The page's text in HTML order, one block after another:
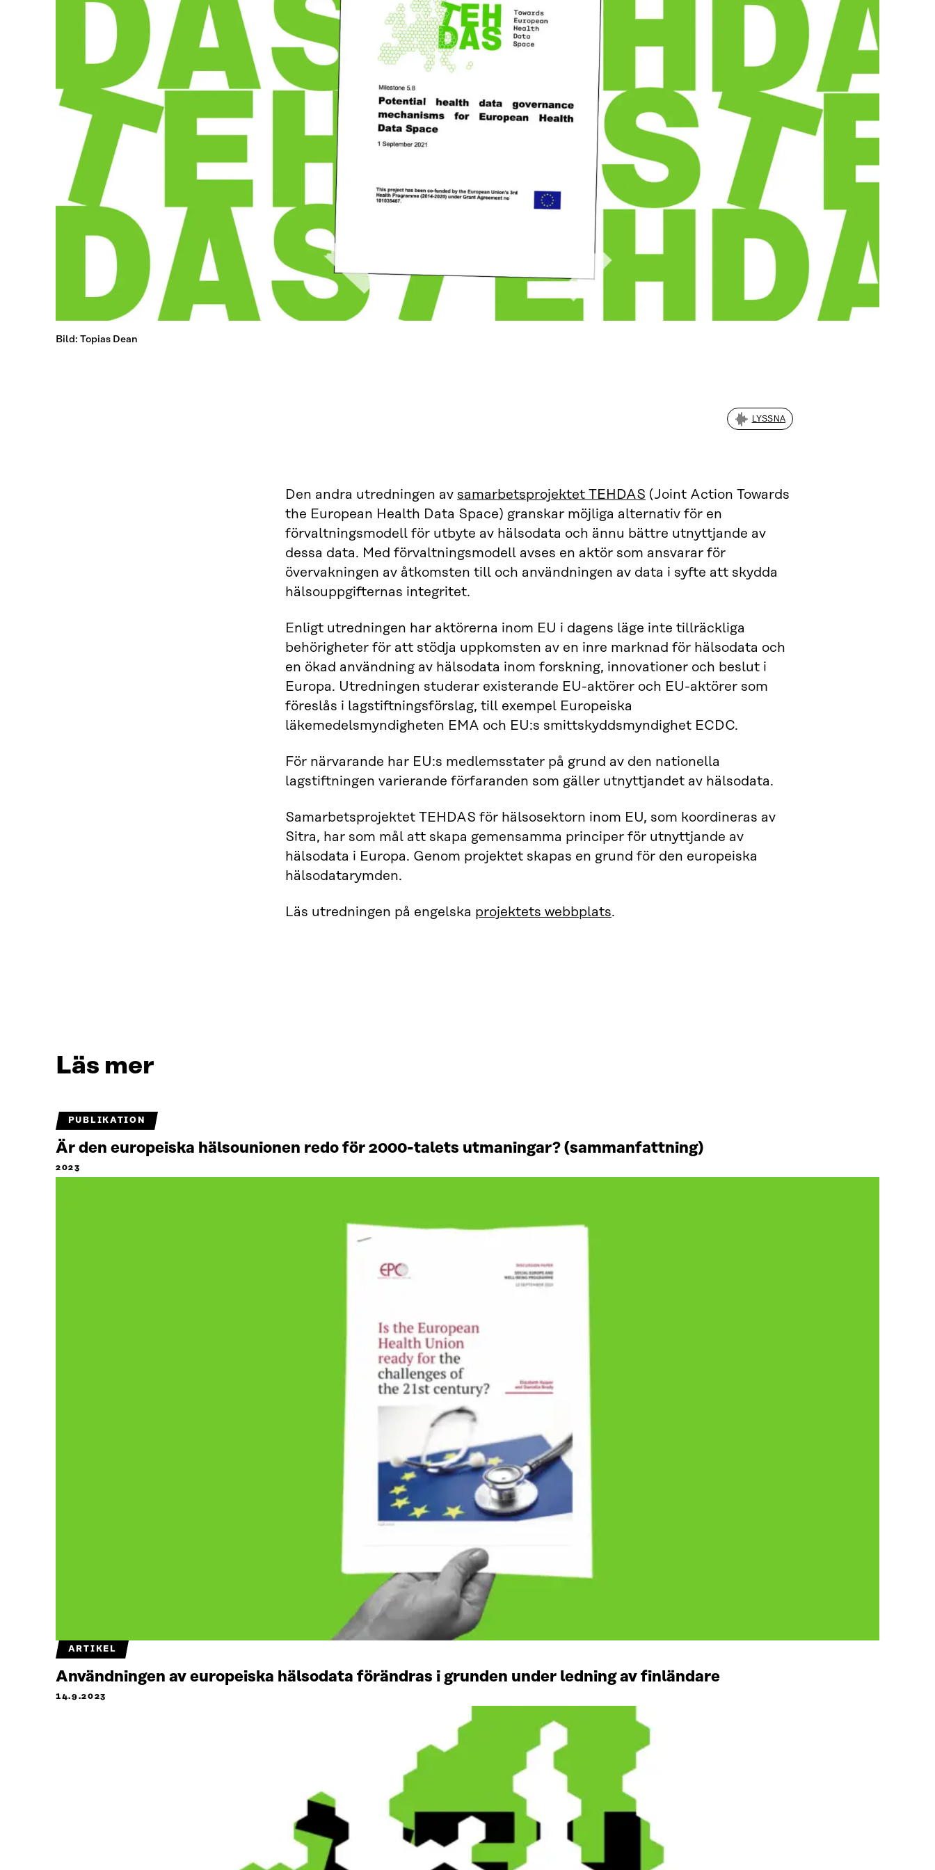
Bild: Topias Dean
LYSSNA
Den andra utredningen av samarbetsprojektet TEHDAS (Joint Action Towards
the European Health Data Space) granskar möjliga alternativ för en
förvaltningsmodell för utbyte av hälsodata och ännu bättre utnyttjande av
dessa data. Med förvaltningsmodell avses en aktör som ansvarar för
övervakningen av åtkomsten till och användningen av data i syfte att skydda
hälsouppgifternas integritet.
Enligt utredningen har aktörerna inom EU i dagens läge inte tillräckliga
behörigheter för att stödja uppkomsten av en inre marknad för hälsodata och
en ökad användning av hälsodata inom forskning, innovationer och beslut i
Europa. Utredningen studerar existerande EU-aktörer och EU-aktörer som
föreslås i lagstiftningsförslag, till exempel Europeiska
läkemedelsmyndigheten EMA och EU:s smittskyddsmyndighet ECDC.
För närvarande har EU:s medlemsstater på grund av den nationella
lagstiftningen varierande förfaranden som gäller utnyttjandet av hälsodata.
Samarbetsprojektet TEHDAS för hälsosektorn inom EU, som koordineras av
Sitra, har som mål att skapa gemensamma principer för utnyttjande av
hälsodata i Europa. Genom projektet skapas en grund för den europeiska
hälsodatarymden.
Läs utredningen på engelska projektets webbplats.
Läs mer
PUBLIKATION
Är den europeiska hälsounionen redo för 2000-talets utmaningar? (sammanfattning)
2023
ARTIKEL
Användningen av europeiska hälsodata förändras i grunden under ledning av finländare
14.9.2023